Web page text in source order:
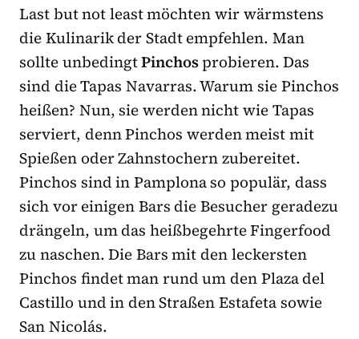
Last but not least möchten wir wärmstens
die Kulinarik der Stadt empfehlen. Man
sollte unbedingtPinchosprobieren. Das
sind die Tapas Navarras. Warum sie Pinchos
heißen? Nun, sie werden nicht wie Tapas
serviert, denn Pinchos werden meist mit
Spießen oder Zahnstochern zubereitet.
Pinchos sind in Pamplona so populär, dass
sich vor einigen Bars die Besucher geradezu
drängeln, um das heißbegehrte Fingerfood
zu naschen. Die Bars mit den leckersten
Pinchos findet man rund um den Plaza del
Castillo und in den Straßen Estafeta sowie
San Nicolás.